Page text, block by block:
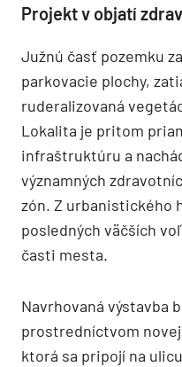
Projekt v objatí
Južnú časť pozemku
parkovacie plochy,
ruderalizovaná
Lokalita je pritom
infraštruktúru a
významných
zón. Z urbanistického
posledných väčších
časti mesta.
Navrhovaná výstavba
prostredníctvom
ktorá sa pripojí na